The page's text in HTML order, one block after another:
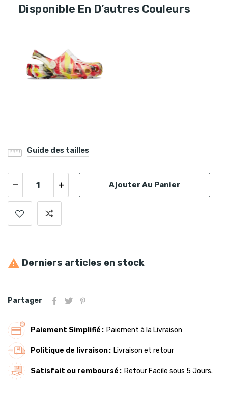
Disponible En D’autres Couleurs
Guide des tailles
Ajouter Au Panier
 Derniers articles en stock
Partager
Paiement Simplifié Paiement à la Livraison
Politique de livraison Livraison et retour
Satisfait ou remboursé Retour Facile sous 5 Jours.